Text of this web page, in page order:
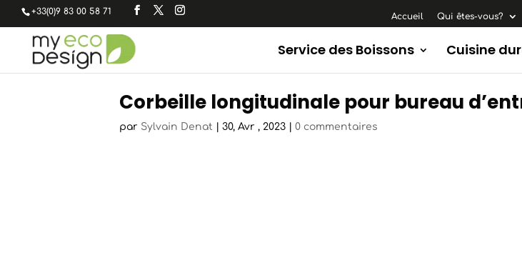
+33(0)9 83 00 58 71 Accueil Qui êtes-vous?
Service des Boissons Cuisine
Corbeille longitudinale pour bureau
par Sylvain Denat 30, Avr , 2023| 0 commentaires